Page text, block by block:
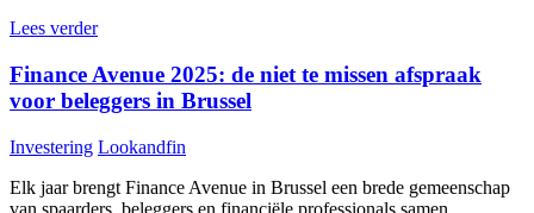
Lees verder
Finance Avenue 2025: de niet te missen afspraak
voor beleggers in Brussel
Investering Lookandfin
Elk jaar brengt Finance Avenue in Brussel een brede gemeenschap
van spaarders, beleggers en financiële professionals samen.